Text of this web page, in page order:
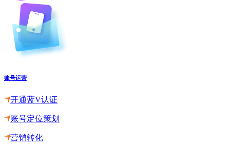
账号运营
开通蓝V认证
账号定位策划
营销转化